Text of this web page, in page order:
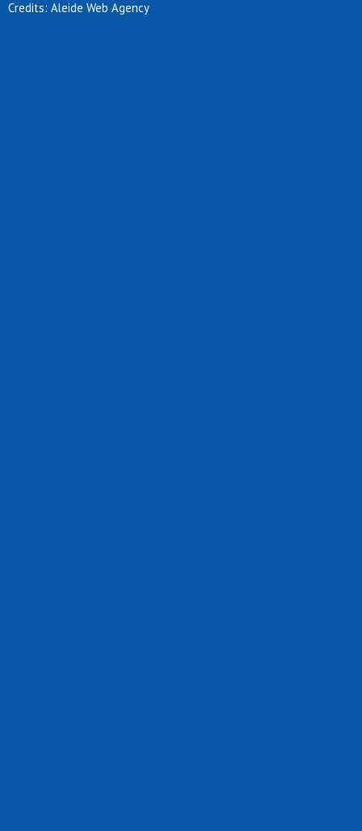
Credits: Aleide Web Agency